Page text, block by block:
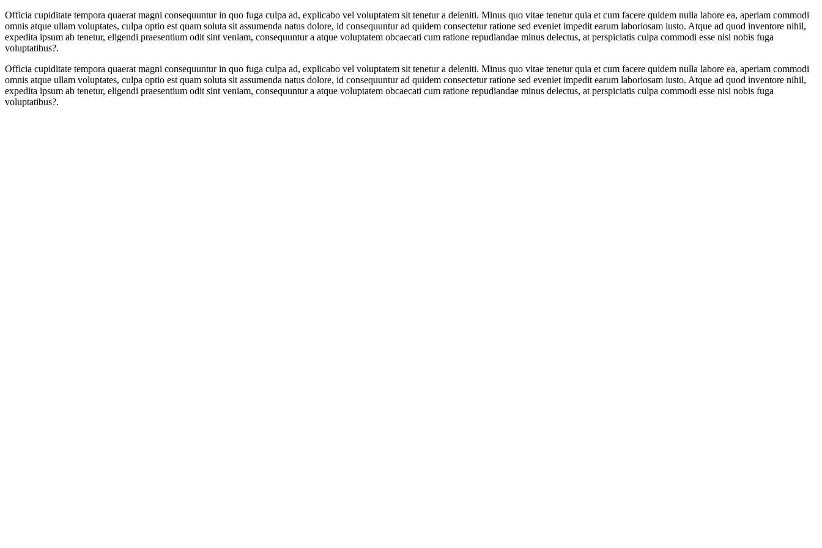
Officia cupiditate tempora quaerat magni consequuntur in quo fuga culpa ad, explicabo vel voluptatem sit tenetur a deleniti. Minus quo vitae tenetur quia et cum facere quidem nulla labore ea, aperiam commodi
omnis atque ullam voluptates, culpa optio est quam soluta sit assumenda natus dolore, id consequuntur ad quidem consectetur ratione sed eveniet impedit earum laboriosam iusto. Atque ad quod inventore nihil,
expedita ipsum ab tenetur, eligendi praesentium odit sint veniam, consequuntur a atque voluptatem obcaecati cum ratione repudiandae minus delectus, at perspiciatis culpa commodi esse nisi nobis fuga
voluptatibus?.
Officia cupiditate tempora quaerat magni consequuntur in quo fuga culpa ad, explicabo vel voluptatem sit tenetur a deleniti. Minus quo vitae tenetur quia et cum facere quidem nulla labore ea, aperiam commodi
omnis atque ullam voluptates, culpa optio est quam soluta sit assumenda natus dolore, id consequuntur ad quidem consectetur ratione sed eveniet impedit earum laboriosam iusto. Atque ad quod inventore nihil,
expedita ipsum ab tenetur, eligendi praesentium odit sint veniam, consequuntur a atque voluptatem obcaecati cum ratione repudiandae minus delectus, at perspiciatis culpa commodi esse nisi nobis fuga
voluptatibus?.